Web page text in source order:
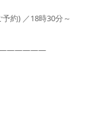
約) ／18時30分～